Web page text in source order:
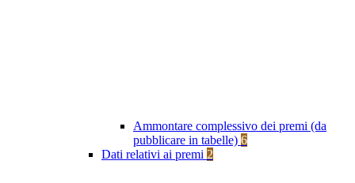
Ammontare complessivo dei premi (da
pubblicare in tabelle) 6
Dati relativi ai premi 2